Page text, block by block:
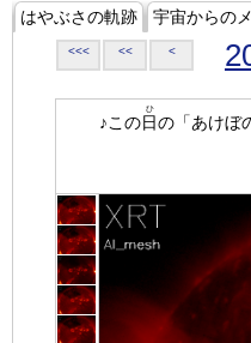
はやぶさの軌跡 宇宙からの
<<< << <
♪この日
ひ
の「あけぼ